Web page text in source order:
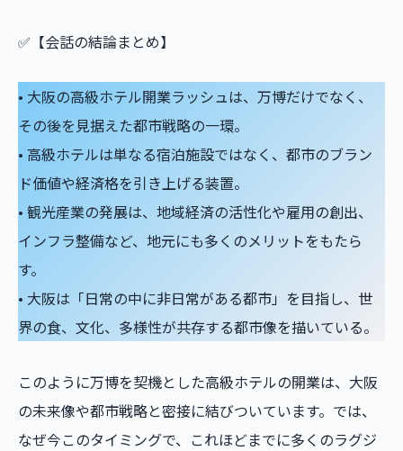
✅【会話の結論まとめ】
• 大阪の高級ホテル開業ラッシュは、万博だけでなく、
その後を見据えた都市戦略の一環。
• 高級ホテルは単なる宿泊施設ではなく、都市のブラン
ド価値や経済格を引き上げる装置。
• 観光産業の発展は、地域経済の活性化や雇用の創出、
インフラ整備など、地元にも多くのメリットをもたら
す。
• 大阪は「日常の中に非日常がある都市」を目指し、世
界の食、文化、多様性が共存する都市像を描いている。
このように万博を契機とした高級ホテルの開業は、大阪
の未来像や都市戦略と密接に結びついています。では、
なぜ今このタイミングで、これほどまでに多くのラグジ